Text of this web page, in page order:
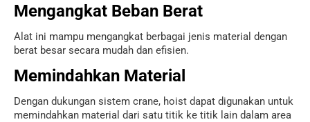
Mengangkat Beban Berat
Alat ini mampu mengangkat berbagai jenis material dengan
berat besar secara mudah dan efisien.
Memindahkan Material
Dengan dukungan sistem crane, hoist dapat digunakan untuk
memindahkan material dari satu titik ke titik lain dalam area